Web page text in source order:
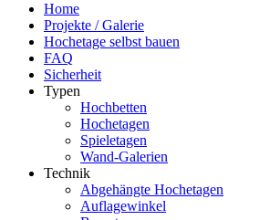
Home
Projekte / Galerie
Hochetage selbst bauen
FAQ
Sicherheit
Typen
Hochbetten
Hochetagen
Spieletagen
Wand-Galerien
Technik
Abgehängte Hochetagen
Auflagewinkel